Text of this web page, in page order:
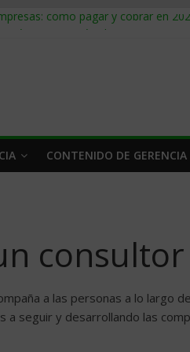
cómo pagar y cobrar en
la cadena de suministro: qué hacer
EE. UU.: cómo segmentarlo y
CONTENIDO DE GERENCIA
a las personas a lo largo
a seguir y desarrollando las